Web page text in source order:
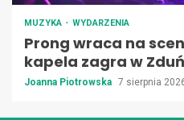
MUZYKA WYDARZENIA
Prong wraca na
kapela zagra w
Joanna Piotrowska 7 sierpnia